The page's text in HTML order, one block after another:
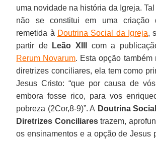
uma novidade na história da Igreja.
não se constitui em uma criação
remetida à Doutrina Social da Igreja,
partir de
Leão XIII com a
Rerum Novarum. Esta opção também
diretrizes conciliares, ela tem como
Jesus Cristo: “que por causa de
embora fosse rico, para vos
pobreza (2Cor,8-9)”. A Doutrina
Diretrizes Conciliarestrazem,
os ensinamentos e a opção de Jesus